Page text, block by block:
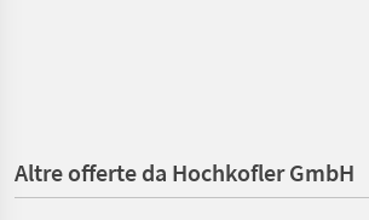
Altre offerte da Hochkofler GmbH